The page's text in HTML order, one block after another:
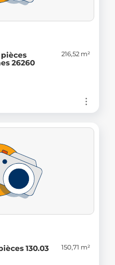
26260
216,52 m²
130.03
150,71 m²